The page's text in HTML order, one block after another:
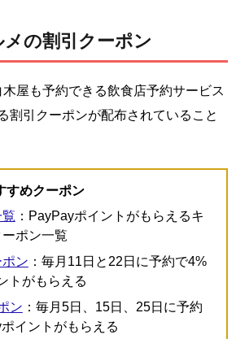
の割引クーポン
屋も予約できる飲食店予約サービス
割引クーポンが配布されていること
すめクーポン
：PayPayポイントがもらえるキ
ポン一覧
ン ：毎月11日と22日に予約で4%
トがもらえる
ン ：毎月5日、15日、25日に予約
イントがもらえる